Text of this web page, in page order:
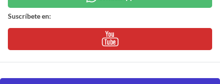
Suscríbete en: